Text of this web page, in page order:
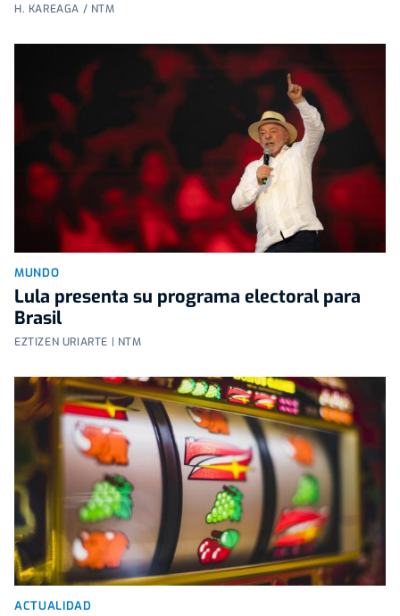
H. KAREAGA / NTM
MUNDO
Lula presenta su programa electoral para
Brasil
EZTIZEN URIARTE | NTM
ACTUALIDAD